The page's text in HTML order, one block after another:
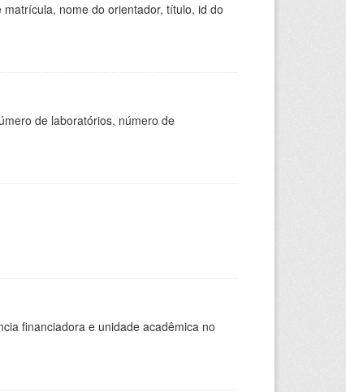
nome do orientador, título, id do
de laboratórios, número de
financiadora e unidade acadêmica no